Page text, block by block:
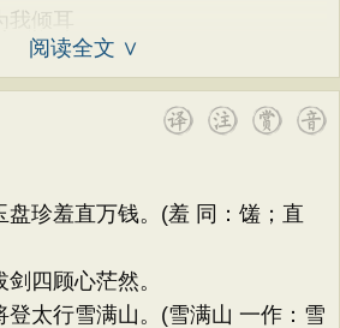
古文观止
初中古诗
高中文言文
仲淹
权德舆
翁
陈子昂
倾耳
阅读全文 ∨
盘珍羞直万钱。(羞 同：馐；直
四顾心茫然。
登太行雪满山。(雪满山 一作：雪